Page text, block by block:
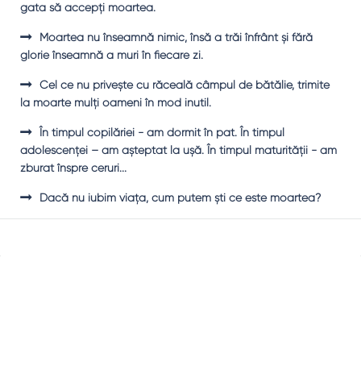
gata să accepţi moartea.
Moartea nu înseamnă nimic, însă a trăi înfrânt şi fără
glorie înseamnă a muri în fiecare zi.
Cel ce nu priveşte cu răceală câmpul de bătălie, trimite
la moarte mulţi oameni în mod inutil.
În timpul copilăriei - am dormit în pat. În timpul
adolescenţei – am aşteptat la uşă. În timpul maturităţii - am
zburat înspre ceruri...
Dacă nu iubim viaţa, cum putem şti ce este moartea?